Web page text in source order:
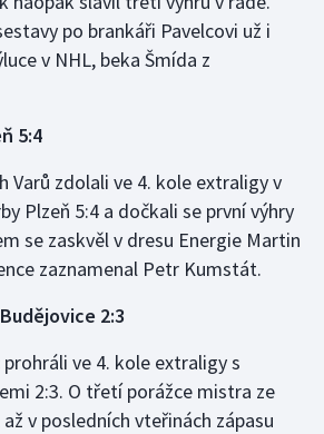
po brankáři Pavelcovi už i
v NHL, beka Šmída z
5:4
Varů zdolali ve 4. kole extraligy v
Plzeň 5:4 a dočkali se první výhry
se zaskvěl v dresu Energie Martin
zaznamenal Petr Kumstát.
2:3
ve 4. kole extraligy s
2:3. O třetí porážce mistra ze
v posledních vteřinách zápasu